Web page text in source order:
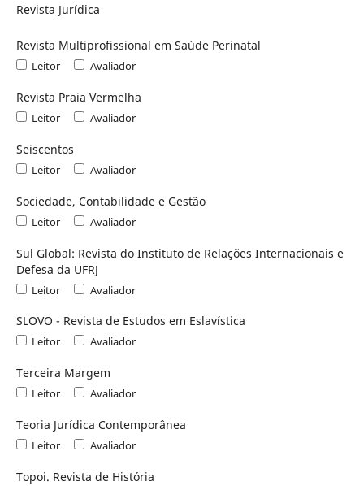
Revista Jurídica
Revista Multiprofissional em Saúde Perinatal
Leitor Avaliador
Revista Praia Vermelha
Leitor Avaliador
Seiscentos
Leitor Avaliador
Sociedade, Contabilidade e Gestão
Leitor Avaliador
Sul Global: Revista do Instituto de Relações Internacionais e
Defesa da UFRJ
Leitor Avaliador
SLOVO - Revista de Estudos em Eslaví­stica
Leitor Avaliador
Terceira Margem
Leitor Avaliador
Teoria Jurídica Contemporânea
Leitor Avaliador
Topoi. Revista de História